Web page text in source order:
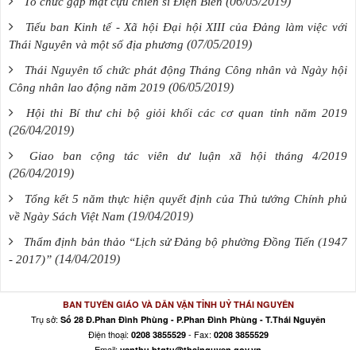
Tiểu ban Kinh tế - Xã hội Đại hội XIII của Đảng làm việc với
Thái Nguyên và một số địa phương (07/05/2019)
Thái Nguyên tổ chức phát động Tháng Công nhân và Ngày hội
Công nhân lao động năm 2019 (06/05/2019)
Hội thi Bí thư chi bộ giỏi khối các cơ quan tỉnh năm 2019
(26/04/2019)
Giao ban cộng tác viên dư luận xã hội tháng 4/2019
(26/04/2019)
Tổng kết 5 năm thực hiện quyết định của Thủ tướng Chính phủ
về Ngày Sách Việt Nam (19/04/2019)
Thẩm định bản thảo “Lịch sử Đảng bộ phường Đồng Tiến (1947
- 2017)” (14/04/2019)
BAN TUYÊN GIÁO VÀ DÂN VẬN TỈNH UỶ THÁI NGUYÊN
Trụ sở: Số 28 Đ.Phan Đình Phùng - P.Phan Đình Phùng - T.Thái Nguyên
Điện thoại: 0208 3855529- Fax: 0208 3855529